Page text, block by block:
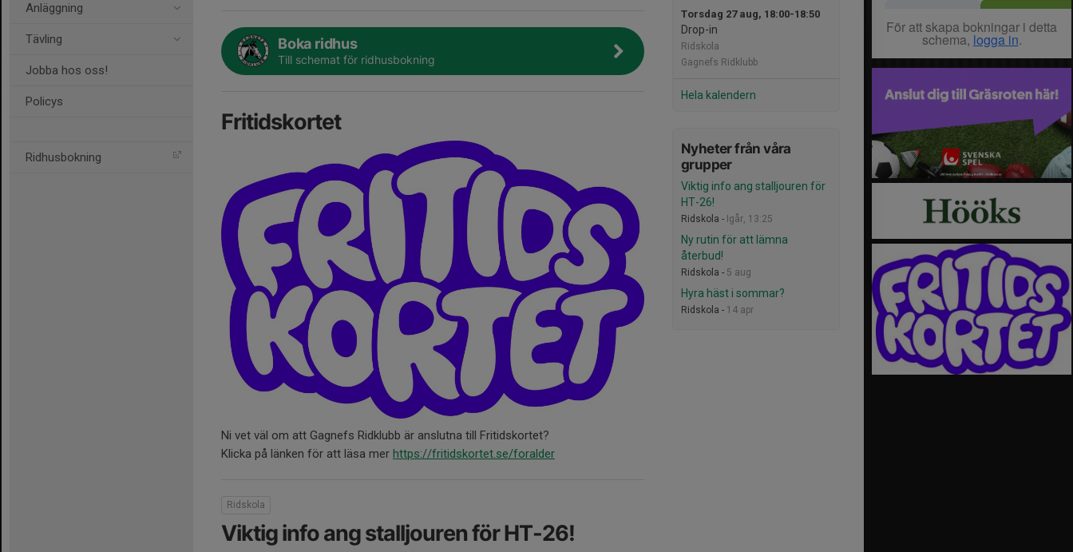
Anläggning
Tävling
Jobba hos oss!
Policys
Ridhusbokning
Torsdag 27 aug, 18:00-18:50
Drop-in
Ridskola
Gagnefs Ridklubb
Hela kalendern
Nyheter från våra
grupper
Viktig info ang stalljouren för
HT-26!
Ridskola - Igår, 13:25
Ny rutin för att lämna
återbud!
Ridskola - 5 aug
Hyra häst i sommar?
Ridskola - 14 apr
Boka ridhus
Till schemat för ridhusbokning
Fritidskortet
Ni vet väl om att Gagnefs Ridklubb är anslutna till Fritidskortet?
Klicka på länken för att läsa mer https://fritidskortet.se/foralder
Ridskola
Viktig info ang stalljouren för HT-26!